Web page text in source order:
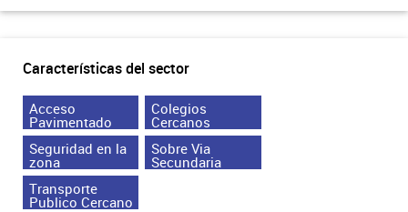
Características del sector
Acceso
Pavimentado
Colegios
Cercanos
Seguridad en la
zona
Sobre Via
Secundaria
Transporte
Publico Cercano